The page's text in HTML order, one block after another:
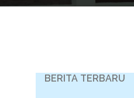
BERITA TERBARU